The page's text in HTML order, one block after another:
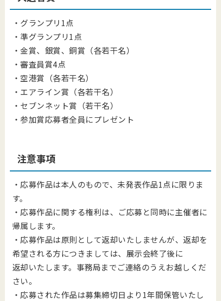
・グランプリ1点
・準グランプリ1点
・金賞、銀賞、銅賞（各若干名）
・審査員賞4点
・空港賞（各若干名）
・エアライン賞（各若干名）
・セブンネット賞（若干名）
・参加賞応募者全員にプレゼント
注意事項
・応募作品は本人のもので、未発表作品1点に限りま
す。
・応募作品に関する権利は、ご応募と同時に主催者に
帰属します。
・応募作品は原則として返却いたしませんが、返却を
希望される方につきましては、展示会終了後に
返却いたします。事務局までご連絡のうえお越しくだ
さい。
・応募された作品は募集締切日より1年間保管いたし